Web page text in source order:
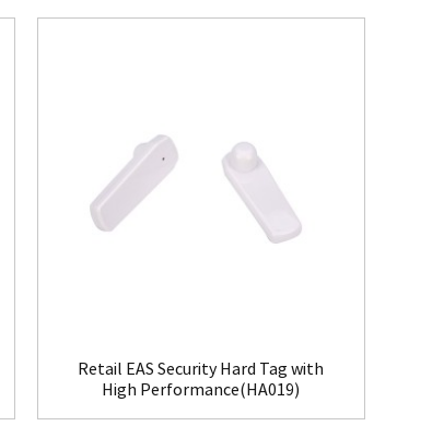
Retail EAS Security Hard Tag with
High Performance(HA019)